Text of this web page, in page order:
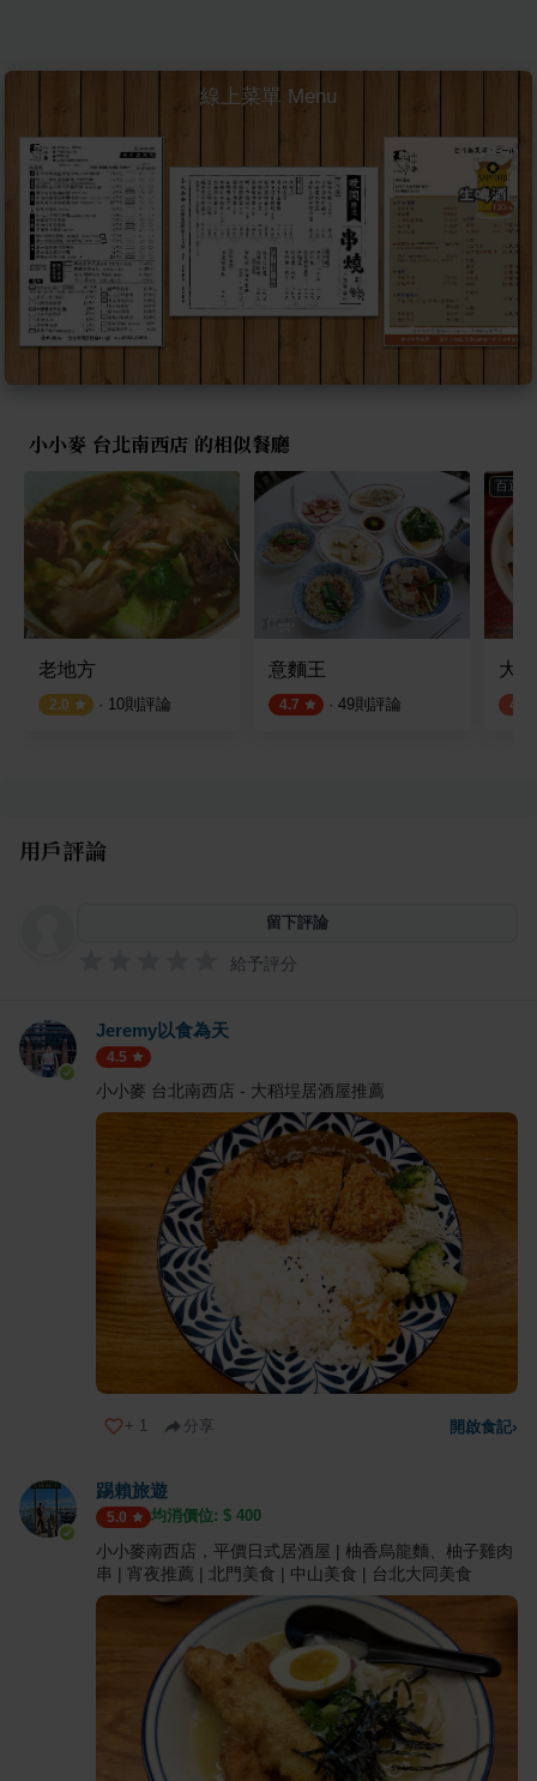
線上菜單 Menu
小小麥 台北南西店 的相似餐廳
老地方
2.0 · 10則評論
意麵王
4.7 · 49則評論
百選店
大
4.2
用戶評論
留下評論
給予評分
Jeremy以食為天
4.5
小小麥 台北南西店 - 大稻埕居酒屋推薦
+ 1 分享 開啟食記›
踢賴旅遊
5.0 均消價位: $ 400
小小麥南西店，平價日式居酒屋 | 柚香烏龍麵、柚子雞肉
串 | 宵夜推薦 | 北門美食 | 中山美食 | 台北大同美食